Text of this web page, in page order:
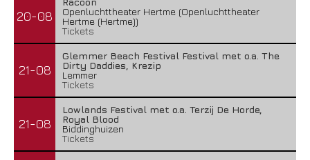
20-08
Openluchttheater Hertme (Openluchttheater
Hertme (Hertme))
Tickets
21-08
Glemmer Beach Festival Festival met o.a. The
Dirty Daddies, Krezip
Lemmer
Tickets
21-08
Lowlands Festival met o.a. Terzij De Horde,
Royal Blood
Biddinghuizen
Tickets